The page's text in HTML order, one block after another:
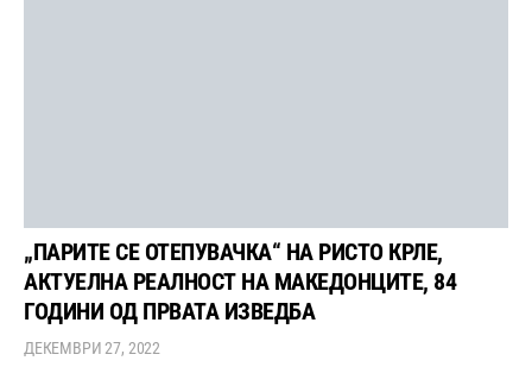
„ПАРИТЕ СЕ ОТЕПУВАЧКА“ НА РИСТО КРЛЕ,
АКТУЕЛНА РЕАЛНОСТ НА МАКЕДОНЦИТЕ, 84
ГОДИНИ ОД ПРВАТА ИЗВЕДБА
ДЕКЕМВРИ 27, 2022